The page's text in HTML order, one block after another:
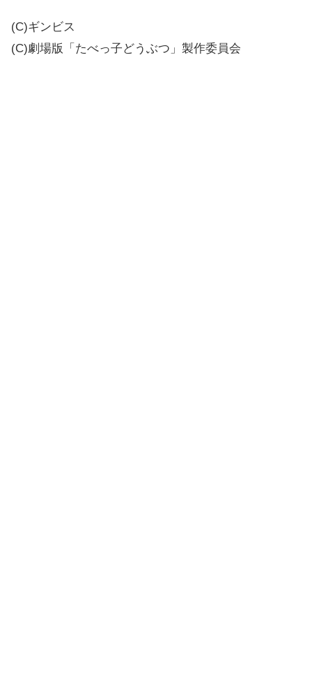
(C)ギンビス
(C)劇場版「たべっ子どうぶつ」製作委員会